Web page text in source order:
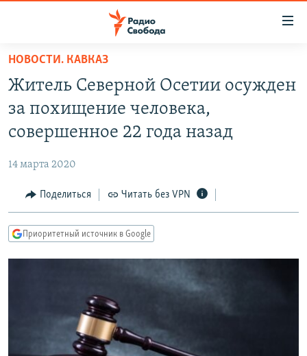
упрощенного
доступа
основному
Вернутся
Вернутся
АВТОРСКИЕ ПРОЕКТЫ
МНЕНИЯ
КУЛЬТУРА
КАВКАЗ.РЕАЛИИ
СИБИРЬ.РЕАЛИИ
РАСПИСАНИЕ ВЕЩАНИЯ
ПОДПИШИТЕСЬ НА РАССЫЛКУ
НОВОСТИ. КАВКАЗ
Житель Северной Осетии осужден
за похищение человека,
совершенное 22 года назад
14 марта 2020
Поделиться Читать без VPN
Приоритетный источник в Google